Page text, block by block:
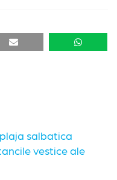
Email
salbatica
vestice ale